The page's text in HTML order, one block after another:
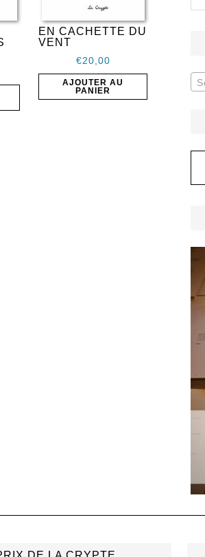
EN CACHETTE DU
VENT
€20,00
AJOUTER AU
PANIER